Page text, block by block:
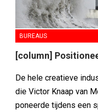
BUREAUS
[column]
De hele creatieve
die Victor Knaap van
poneerde tijdens een